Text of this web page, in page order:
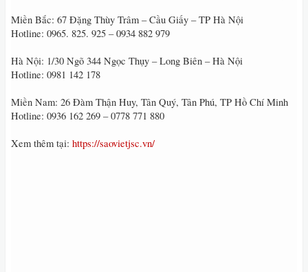
Miền Bắc: 67 Đặng Thùy Trâm – Cầu Giấy – TP Hà Nội
Hotline: 0965. 825. 925 – 0934 882 979
Hà Nội: 1/30 Ngõ 344 Ngọc Thụy – Long Biên – Hà Nội
Hotline: 0981 142 178
Miền Nam: 26 Đàm Thận Huy, Tân Quý, Tân Phú, TP Hồ Chí Minh
Hotline: 0936 162 269 – 0778 771 880
Xem thêm tại: https://saovietjsc.vn/